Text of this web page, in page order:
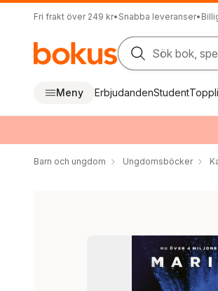
Fri frakt över 249 kr• Snabba leveranser•
Sök bok,
Meny ErbjudandenStudent
Barn och ungdom Ungdomsböcker